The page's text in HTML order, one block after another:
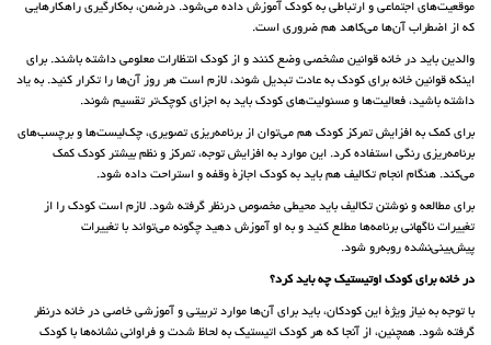
موقعیت‌های اجتماعی و ارتباطی به کودک آموزش داده می‌شود. درضمن، به‌کارگیری راهکارهایی
که از اضطراب آن‌ها می‌کاهد هم ضروری است.
والدین باید در خانه قوانین مشخصی وضع کنند و از کودک انتظارات معلومی داشته باشند. برای
اینکه قوانین خانه برای کودک به عادت تبدیل شوند، لازم است هر روز آن‌ها را تکرار کنید. به یاد
داشته باشید، فعالیت‌ها و مسئولیت‌های کودک باید به اجزای کوچک‌تر تقسیم شوند.
برای کمک به افزایش تمرکز کودک هم می‌توان از برنامه‌ریزی تصویری، چک‌لیست‌ها و برچسب‌های
برنامه‌ریزی رنگی استفاده کرد. این موارد به افزایش توجه، تمرکز و نظم بیشتر کودک کمک
می‌کند. هنگام انجام تکالیف هم باید به کودک اجازۀ وقفه و استراحت داده شود.
برای مطالعه و نوشتن تکالیف باید محیطی مخصوص درنظر گرفته شود. لازم است کودک را از
تغییرات ناگهانی برنامه‌ها مطلع کنید و به او آموزش دهید چگونه می‌تواند با تغییرات
پیش‌بینی‌نشده روبه‌رو شود.
در خانه برای کودک اوتیستیک چه باید کرد؟
با توجه به نیاز ویژۀ این کودکان، باید برای آن‌ها موارد تربیتی و آموزشی خاصی در خانه درنظر
گرفته شود. همچنین، از آنجا که هر کودک اتیستیک به لحاظ شدت و فراوانی نشانه‌ها با کودک